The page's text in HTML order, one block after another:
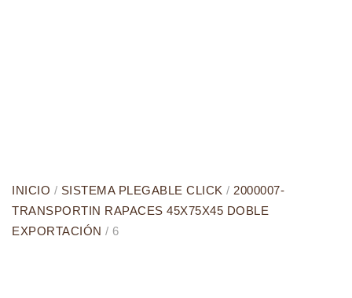
INICIO / SISTEMA PLEGABLE CLICK / 2000007-
TRANSPORTIN RAPACES 45X75X45 DOBLE
EXPORTACIÓN / 6